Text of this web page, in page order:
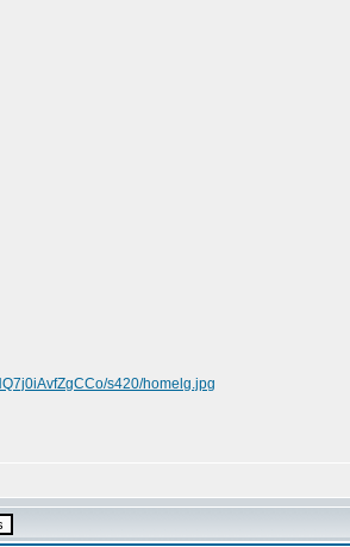
s420/homelg.jpg